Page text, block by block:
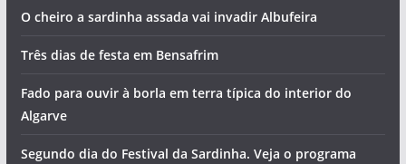
O cheiro a sardinha assada vai invadir Albufeira
Três dias de festa em Bensafrim
Fado para ouvir à borla em terra típica do interior do
Algarve
Segundo dia do Festival da Sardinha. Veja o programa